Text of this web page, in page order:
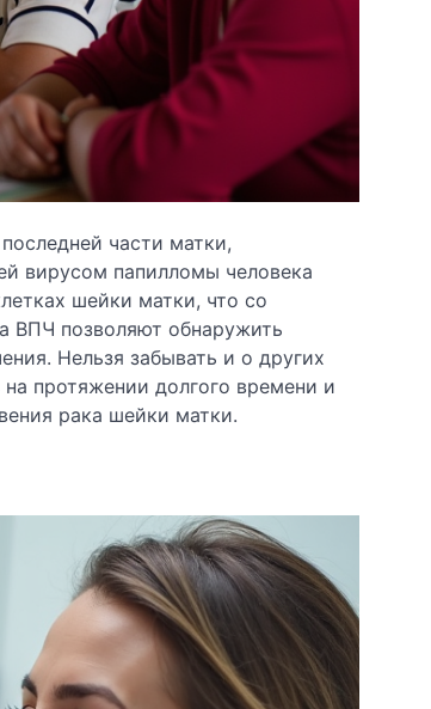
части матки,
вирусом папилломы человека
шейки матки, что со
ВПЧ позволяют обнаружить
Нельзя забывать и о других
протяжении долгого времени и
рака шейки матки.